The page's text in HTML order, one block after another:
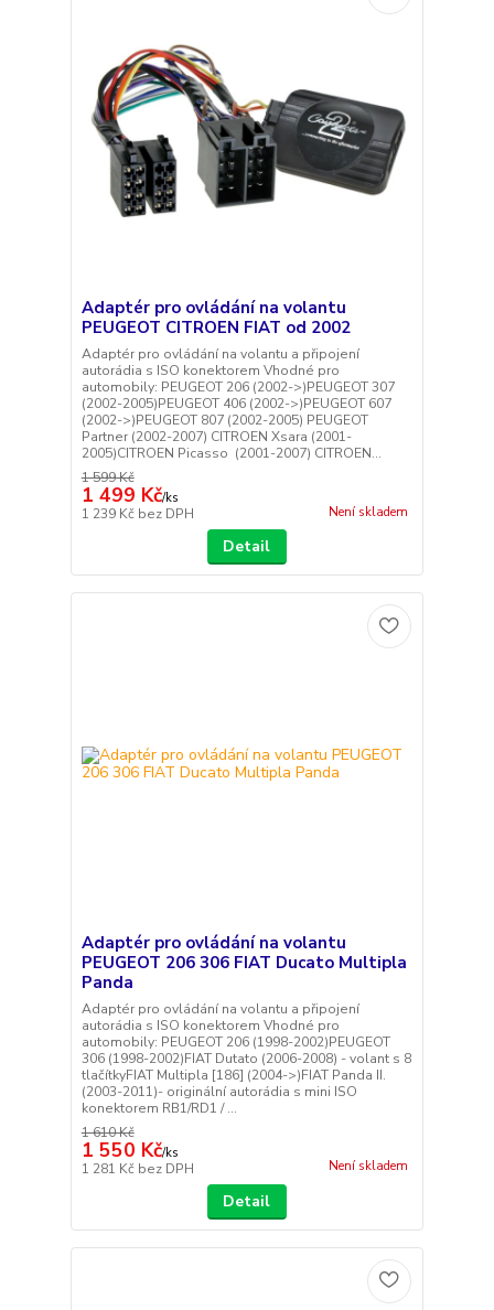
Adaptér pro ovládání na volantu
PEUGEOT CITROEN FIAT od 2002
Adaptér pro ovládání na volantu a připojení
autorádia s ISO konektorem Vhodné pro
automobily: PEUGEOT 206 (2002->)PEUGEOT 307
(2002-2005)PEUGEOT 406 (2002->)PEUGEOT 607
(2002->)PEUGEOT 807 (2002-2005) PEUGEOT
Partner (2002-2007) CITROEN Xsara (2001-
2005)CITROEN Picasso (2001-2007) CITROEN...
1 599 Kč
1 499 Kč/ks
1 239 Kč bez DPH Není skladem
Detail
Adaptér pro ovládání na volantu
PEUGEOT 206 306 FIAT Ducato Multipla
Panda
Adaptér pro ovládání na volantu a připojení
autorádia s ISO konektorem Vhodné pro
automobily: PEUGEOT 206 (1998-2002)PEUGEOT
306 (1998-2002)FIAT Dutato (2006-2008) - volant s 8
tlačítkyFIAT Multipla [186] (2004->)FIAT Panda II.
(2003-2011)- originální autorádia s mini ISO
konektorem RB1/RD1 / ...
1 610 Kč
1 550 Kč/ks
1 281 Kč bez DPH Není skladem
Detail